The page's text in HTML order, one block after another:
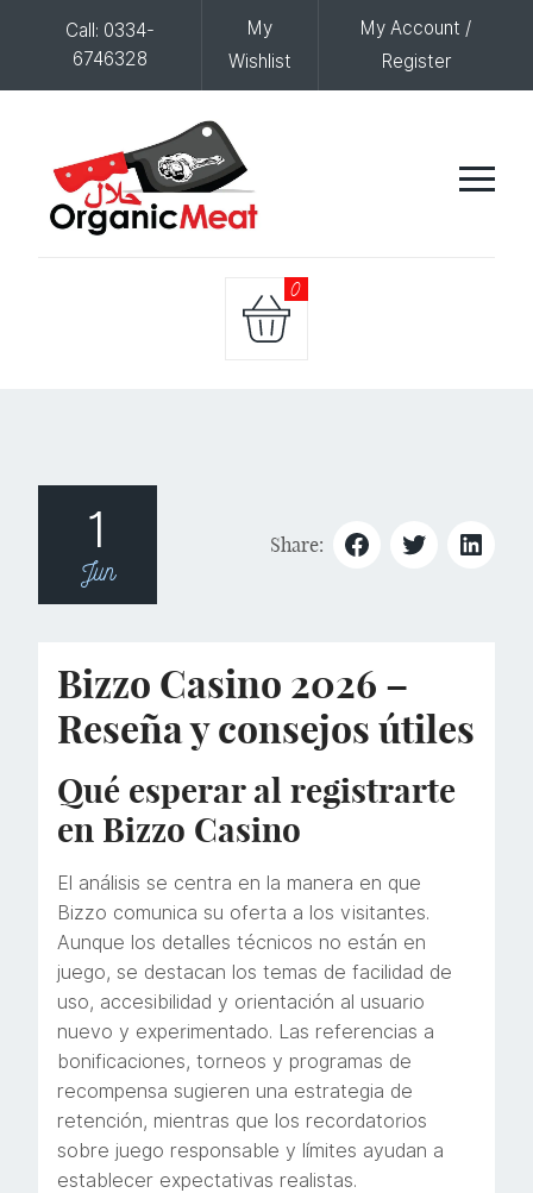
Call: 0334-
6746328
My
Wishlist
My Account /
Register
0
1
Jun
Share:
Bizzo Casino 2026 –
Reseña y consejos útiles
Qué esperar al registrarte
en Bizzo Casino
El análisis se centra en la manera en que
Bizzo comunica su oferta a los visitantes.
Aunque los detalles técnicos no están en
juego, se destacan los temas de facilidad de
uso, accesibilidad y orientación al usuario
nuevo y experimentado. Las referencias a
bonificaciones, torneos y programas de
recompensa sugieren una estrategia de
retención, mientras que los recordatorios
sobre juego responsable y límites ayudan a
establecer expectativas realistas.